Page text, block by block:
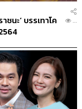
นะ’ บรรเทาโค
...